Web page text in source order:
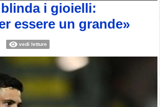
i gioielli:
essere un grande»
vedi letture